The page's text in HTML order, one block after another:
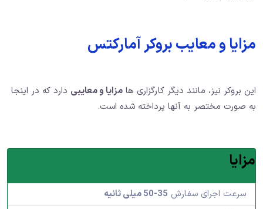
مزایا و معایب بروکر آمارکتس
این بروکر نیز، مانند دیگر کارگزاری ها مزایا و معایبی دارد که در اینجا
به صورت مختصر به آنها پرداخته شده است.
مزایا
سرعت اجرای سفارش 35-50 میلی ثانیه